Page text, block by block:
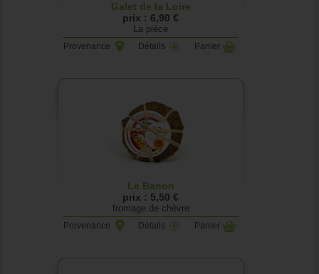
Galet de la Loire
prix : 6,90 €
La pièce
Provenance Détails Panier
Le Banon
prix : 5,50 €
fromage de chèvre
Provenance Détails Panier